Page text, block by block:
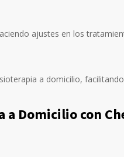
ajustes en los
a domicilio,
a Domicilio con